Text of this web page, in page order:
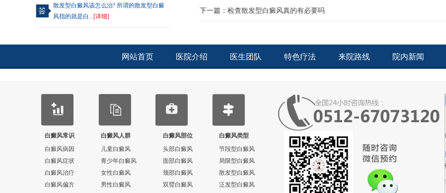
散发型白癜风该怎么治? 所谓的散发型白癜
风指的就是白...[详细]
下一篇： 检查散发型白癜风真的有必要吗
网站首页 医院介绍 医生团队 特色疗法 来院路线 院内新闻
白癜风常识
白癜风病因
白癜风症状
白癜风治疗
白癜风偏方
白癜风人群
儿童白癜风
青少年白癜风
女性白癜风
男性白癜风
白癜风部位
头部白癜风
面部白癜风
颈部白癜风
双臂白癜风
白癜风类型
节段型白癜风
局限型白癜风
散发型白癜风
泛发型白癜风